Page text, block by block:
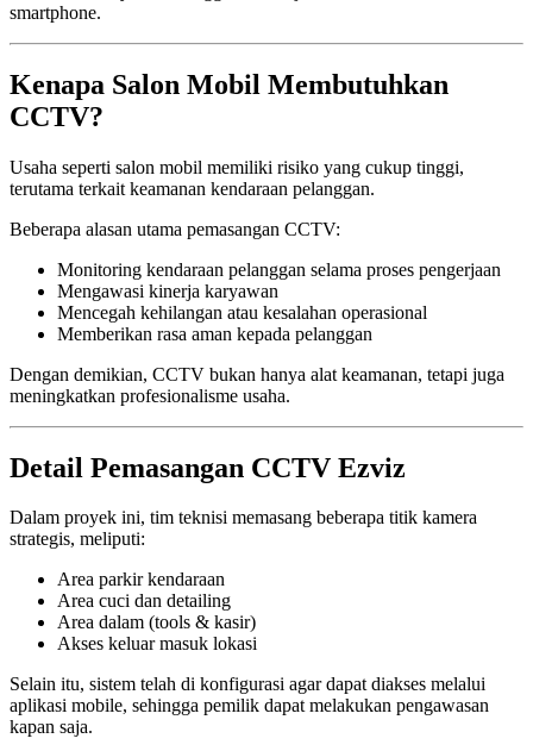
smartphone.
Kenapa Salon Mobil Membutuhkan
CCTV?
Usaha seperti salon mobil memiliki risiko yang cukup tinggi,
terutama terkait keamanan kendaraan pelanggan.
Beberapa alasan utama pemasangan CCTV:
Monitoring kendaraan pelanggan selama proses pengerjaan
Mengawasi kinerja karyawan
Mencegah kehilangan atau kesalahan operasional
Memberikan rasa aman kepada pelanggan
Dengan demikian, CCTV bukan hanya alat keamanan, tetapi juga
meningkatkan profesionalisme usaha.
Detail Pemasangan CCTV Ezviz
Dalam proyek ini, tim teknisi memasang beberapa titik kamera
strategis, meliputi:
Area parkir kendaraan
Area cuci dan detailing
Area dalam (tools & kasir)
Akses keluar masuk lokasi
Selain itu, sistem telah di konfigurasi agar dapat diakses melalui
aplikasi mobile, sehingga pemilik dapat melakukan pengawasan
kapan saja.